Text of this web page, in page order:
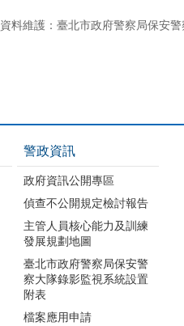
資料維護：臺北市政府警察局保安
警政資訊
政府資訊公開專區
偵查不公開規定檢討報告
主管人員核心能力及訓練
發展規劃地圖
臺北市政府警察局保安警
察大隊錄影監視系統設置
附表
檔案應用申請